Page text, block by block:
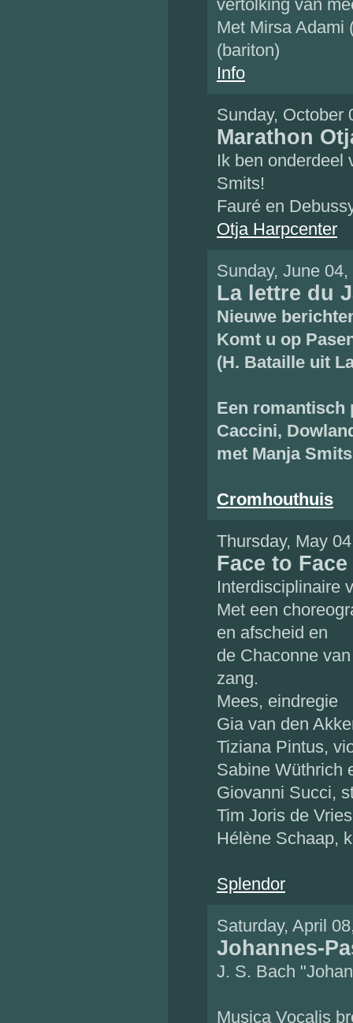
vertolking van
Met Mirsa Adami
(bariton)
Info
Sunday, October
Marathon
Ik ben onderdeel
Smits!
Fauré en
Otja Harpcenter
Sunday, June
La lettre du
Nieuwe
Komt u op
(H. Bataille uit
Een romantisch
Caccini,
met Manja
Cromhouthuis
Thursday, May
Face to Face
Interdisciplinaire
Met een
en afscheid en
de Chaconne
zang.
Mees, eindregie
Gia van den
Tiziana Pintus,
Sabine Wüthrich
Giovanni Succi,
Tim Joris de
Hélène Schaap,
Splendor
Saturday, April
Johannes-
J. S. Bach
Musica Vocalis